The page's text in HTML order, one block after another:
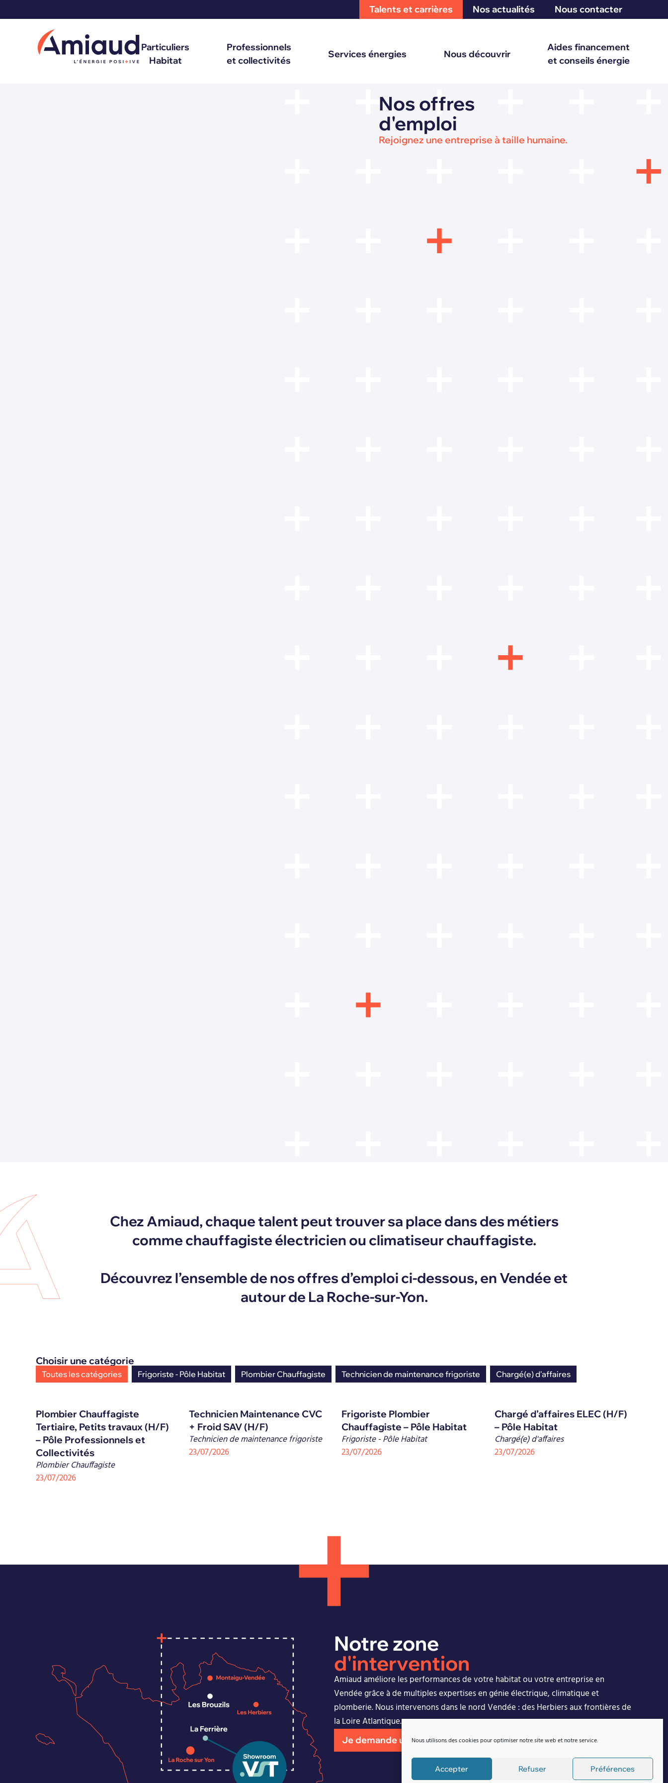
Nous utilisons des cookies pour optimiser notre site web et notre service.
Accepter Refuser Préférences
Talents et carrières Nos actualités Nous contacter
Particuliers
Habitat
Professionnels
et collectivités
Services énergies Nous découvrir
Aides financement
et conseils énergie
Nos offres
d'emploi
Rejoignez une entreprise à taille humaine.
Chez Amiaud, chaque talent peut trouver sa place dans des métiers
comme chauffagiste électricien ou climatiseur chauffagiste.
Découvrez l’ensemble de nos offres d’emploi ci-dessous, en Vendée et
autour de La Roche-sur-Yon.
Choisir une catégorie
Toutes les catégories Frigoriste - Pôle Habitat Plombier Chauffagiste Technicien de maintenance frigoriste Chargé(e) d'affaires
Plombier Chauffagiste
Tertiaire, Petits travaux (H/F)
– Pôle Professionnels et
Collectivités
Plombier Chauffagiste
23/07/2026
Technicien Maintenance CVC
+ Froid SAV (H/F)
Technicien de maintenance frigoriste
23/07/2026
Frigoriste Plombier
Chauffagiste – Pôle Habitat
Frigoriste - Pôle Habitat
23/07/2026
Chargé d’affaires ELEC (H/F)
– Pôle Habitat
Chargé(e) d'affaires
23/07/2026
Notre zone
d'intervention
Amiaud améliore les performances de votre habitat ou votre entreprise en
Vendée grâce à de multiples expertises en génie électrique, climatique et
plomberie. Nous intervenons dans le nord Vendée : des Herbiers aux frontières de
la Loire Atlantique.
Je demande un devis